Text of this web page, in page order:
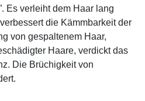
Es verleiht dem Haar lang
die Kämmbarkeit der
von gespaltenem Haar,
Haare, verdickt das
Die Brüchigkeit von